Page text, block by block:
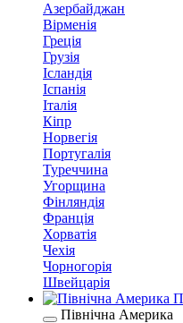
Азербайджан
Вірменія
Греція
Грузія
Ісландія
Іспанія
Італія
Кіпр
Норвегія
Португалія
Туреччина
Угорщина
Фінляндія
Франція
Хорватія
Чехія
Чорногорія
Швейцарія
Північна Америка